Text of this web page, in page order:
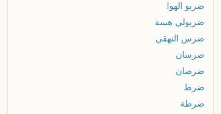
ضربو الهوا
ضربولي هسة
ضرس النهقي
ضرسان
ضرصان
ضرط
ضرطة